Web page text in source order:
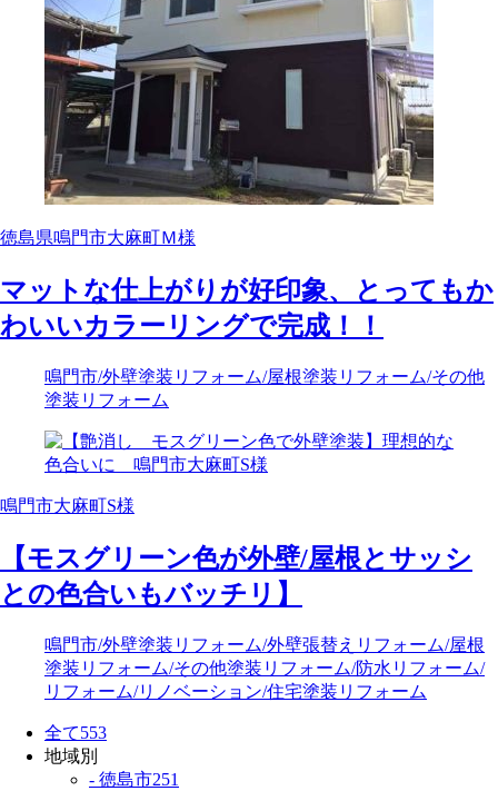
徳島県鳴門市大麻町Ｍ様
マットな仕上がりが好印象、とってもか
わいいカラーリングで完成！！
鳴門市/外壁塗装リフォーム/屋根塗装リフォーム/その他
塗装リフォーム
鳴門市大麻町S様
【モスグリーン色が外壁/屋根とサッシ
との色合いもバッチリ】
鳴門市/外壁塗装リフォーム/外壁張替えリフォーム/屋根
塗装リフォーム/その他塗装リフォーム/防水リフォーム/
リフォーム/リノベーション/住宅塗装リフォーム
全て553
地域別
- 徳島市251